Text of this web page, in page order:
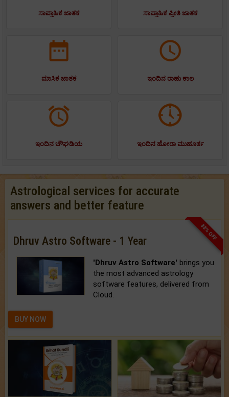
ಸಾಪ್ತಾಹಿಕ ಜಾತಕ ಸಾಪ್ತಾಹಿಕ ಪ್ರೀತಿ ಜಾತಕ
ಮಾಸಿಕ ಜಾತಕ ಇಂದಿನ ರಾಹು ಕಾಲ
ಇಂದಿನ ಚೌಘಡಿಯ ಇಂದಿನ ಹೋರಾ ಮುಹೂರ್ತ
Astrological services for accurate
answers and better feature
33% OFF
Dhruv Astro Software - 1 Year
'Dhruv Astro Software' brings you
the most advanced astrology
software features, delivered from
Cloud.
BUY NOW